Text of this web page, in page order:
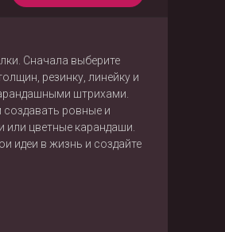
Сначала выберите
резинку, линейку и
штрихами.
ровные и
цветные карандаши.
идеи в жизнь и создайте